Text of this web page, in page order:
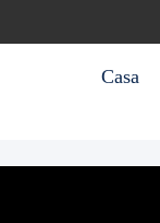
Casa